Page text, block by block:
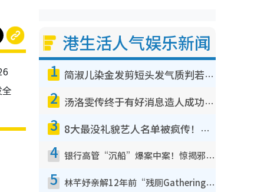
港生活人气娱乐新闻
1 简淑儿染金发剪短头发气质判若两人！吓坏老公麦大力都认不出：“你做什么？”
2 汤洛雯传终于有好消息造人成功！两大细节曝孕味极浓引猜测：大肚婆先会咁！
3 8大最没礼貌艺人名单被疯传！网友揭发明星真面目，一致数落这一位是无品天花板？
4 银行高管“沉船”爆案中案！惊揭邪教洗脑操控卖淫被吞600万，幕后黑手讲多错多
5 林芊妤亲解12年前“残厕Gathering”真相！高层解约一句话重创尊严，至今拒返TVB